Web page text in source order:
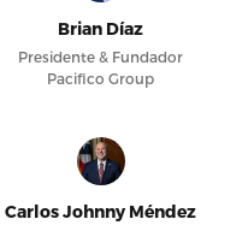
Brian Díaz
Presidente & Fundador
Pacifico Group
Carlos Johnny Méndez